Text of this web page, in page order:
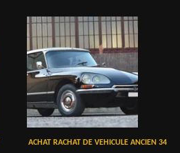
ACHAT RACHAT DE VEHICULE ANCIEN 34